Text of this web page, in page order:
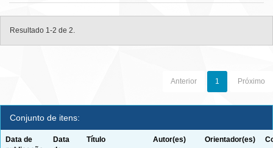
Resultado 1-2 de 2.
Anterior 1 Próximo
Conjunto de itens:
Data de
Data
Título Autor(es) Orientador(es)